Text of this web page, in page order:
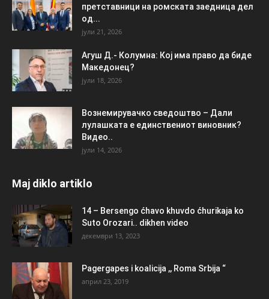
претставници на ромската заедница дел
од...
јули 21, 2026
Агуш Д.- Колумна: Кој има право да биде
Македонец?
јули 18, 2026
Вознемирувачко сведоштво – Дали
лулашката е единствениот виновник?
Видео..
јули 14, 2026
Maj diklo artiklo
14 – Bersengo ćhavo khuvdo ćhurikaja ko
Suto Orozari.. dikhen video
декември 13, 2023
Pagergapes i koalicija ,, Roma Srbija “
април 23, 2019